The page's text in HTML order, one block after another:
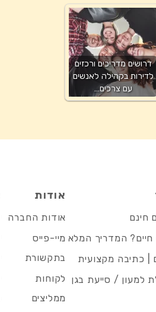
דרושים מדריכים ורכזים
לדירות בקהילה לאנשים
עם צרכים…
חינם
חיים? המדריך המלא
| כתיבה מקצועית
למעון / סייעת בגן
אודות
אודות החברה
מיי-פייס
בתקשורת
לקוחות
ממליצים